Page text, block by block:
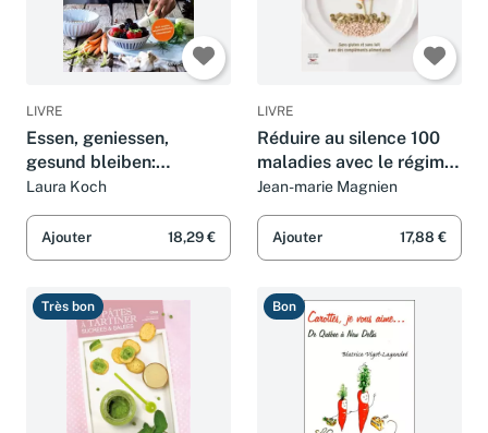
LIVRE
Essen, geniessen,
gesund bleiben:
Ernährung als Medizin -
Rezepte. Ernährung nach
neusten
Laura Koch
Ajouter 18,29 €
LIVRE
Réduire au silence 100
maladies avec le régime
Seignalet
Jean-marie Magnien
Ajouter 17,88 €
Très bon Bon